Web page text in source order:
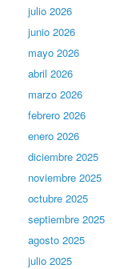
julio 2026
junio 2026
mayo 2026
abril 2026
marzo 2026
febrero 2026
enero 2026
diciembre 2025
noviembre 2025
octubre 2025
septiembre 2025
agosto 2025
julio 2025